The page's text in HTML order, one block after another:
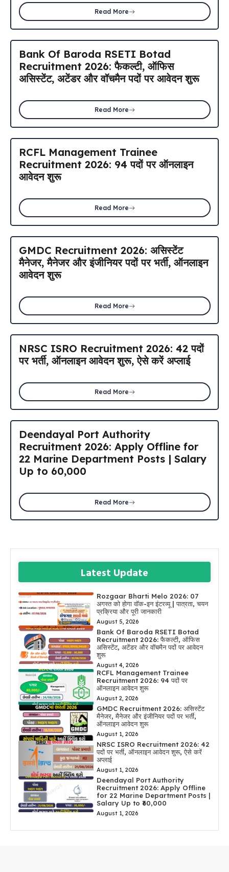
Read More
Bank Of Baroda RSETI Botad
Recruitment 2026: फैकल्टी, ऑफिस
असिस्टेंट, अटेंडर और वॉचमैन पदों पर आवेदन शुरू
Read More
RCFL Management Trainee
Recruitment 2026: 94 पदों पर ऑनलाइन
आवेदन शुरू
Read More
GMDC Recruitment 2026: असिस्टेंट
मैनेजर, मैनेजर और इंजीनियर पदों पर भर्ती, ऑनलाइन
आवेदन शुरू
Read More
NRSC ISRO Recruitment 2026: 42 पदों
पर भर्ती, ऑनलाइन आवेदन शुरू, ऐसे करें अप्लाई
Read More
Deendayal Port Authority
Recruitment 2026: Apply Offline for
22 Marine Department Posts | Salary
Up to ₹60,000
Read More
Latest Update
Rozgaar Bharti Melo 2026: 07
अगस्त को होगा वॉक-इन इंटरव्यू | पात्रता, चयन
प्रक्रिया और पूरी जानकारी
August 5, 2026
Bank Of Baroda RSETI Botad
Recruitment 2026: फैकल्टी, ऑफिस
असिस्टेंट, अटेंडर और वॉचमैन पदों पर आवेदन
शुरू
August 4, 2026
RCFL Management Trainee
Recruitment 2026: 94 पदों पर
ऑनलाइन आवेदन शुरू
August 2, 2026
GMDC Recruitment 2026: असिस्टेंट
मैनेजर, मैनेजर और इंजीनियर पदों पर भर्ती,
ऑनलाइन आवेदन शुरू
August 1, 2026
NRSC ISRO Recruitment 2026: 42
पदों पर भर्ती, ऑनलाइन आवेदन शुरू, ऐसे करें
अप्लाई
August 1, 2026
Deendayal Port Authority
Recruitment 2026: Apply Offline
for 22 Marine Department Posts |
Salary Up to ₹60,000
August 1, 2026